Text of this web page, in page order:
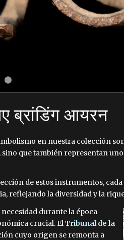
ब्रांडिंग आयरन
en nuestra colección
que también representan
de estos instrumentos,
la diversidad y la
durante la época
crucial. ElTribunal de la
cuyo origen se remonta a